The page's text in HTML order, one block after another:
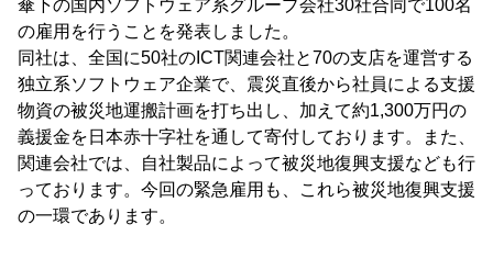
傘下の国内ソフトウェア系グループ会社30社合同で100名
の雇用を行うことを発表しました。
同社は、全国に50社のICT関連会社と70の支店を運営する
独立系ソフトウェア企業で、震災直後から社員による支援
物資の被災地運搬計画を打ち出し、加えて約1,300万円の
義援金を日本赤十字社を通して寄付しております。また、
関連会社では、自社製品によって被災地復興支援なども行
っております。今回の緊急雇用も、これら被災地復興支援
の一環であります。